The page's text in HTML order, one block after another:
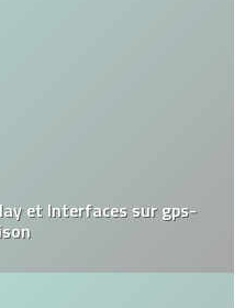
et Interfaces sur gps-